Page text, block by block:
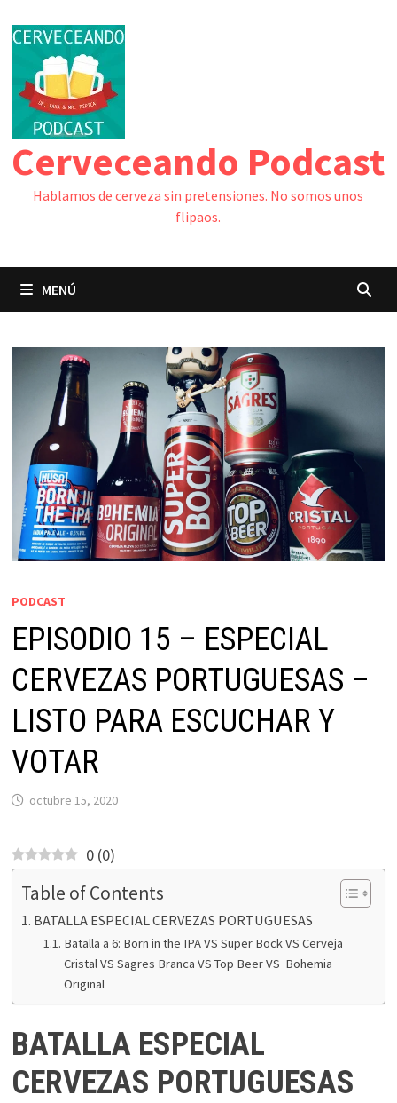
contenido
Cerveceando Podcast
Hablamos de cerveza sin pretensiones. No somos unos
flipaos.
MENÚ
PODCAST
EPISODIO 15 – ESPECIAL
CERVEZAS PORTUGUESAS –
LISTO PARA ESCUCHAR Y
VOTAR
octubre 15, 2020
0 (0)
Table of Contents
BATALLA ESPECIAL CERVEZAS PORTUGUESAS
Batalla a 6: Born in the IPA VS Super Bock VS Cerveja
Cristal VS Sagres Branca VS Top Beer VS Bohemia
Original
BATALLA ESPECIAL
CERVEZAS PORTUGUESAS